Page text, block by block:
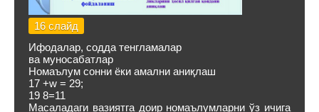
16 слайд
Ифодалар, содда тенгламалар
ва муносабатлар
Номаълум сонни ёки амални аниқлаш
17 +w = 29;
19 8=11
Масаладаги вазиятга доир номаълумларни ўз ичига